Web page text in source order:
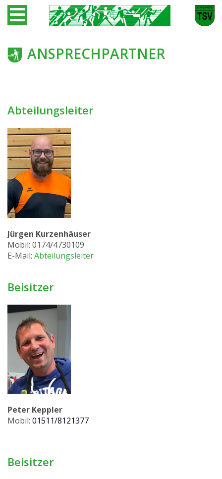
ANSPRECHPARTNER
Abteilungsleiter
Jürgen Kurzenhäuser
Mobil: 0174/4730109
E-Mail: Abteilungsleiter
Beisitzer
Peter Keppler
Mobil: 01511/8121377
Beisitzer